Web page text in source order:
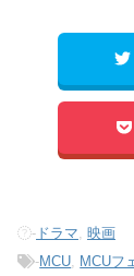
- ドラマ
映画
-MCU MCUフ